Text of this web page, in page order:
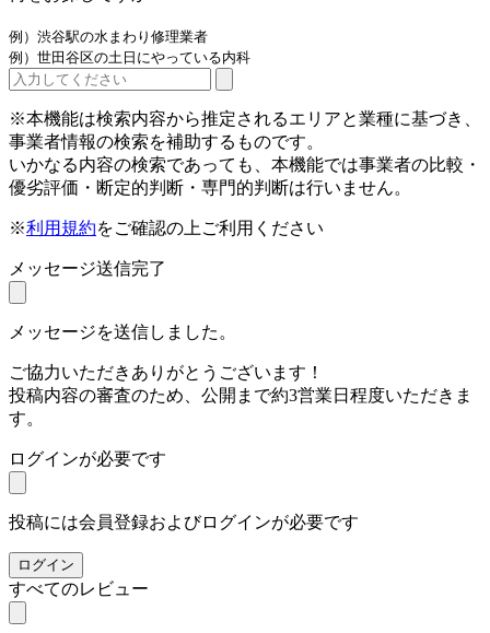
例）渋谷駅の水まわり修理業者
例）世田谷区の土日にやっている内科
※本機能は検索内容から推定されるエリアと業種に基づき、
事業者情報の検索を補助するものです。
いかなる内容の検索であっても、本機能では事業者の比較・
優劣評価・断定的判断・専門的判断は行いません。
※利用規約をご確認の上ご利用ください
メッセージ送信完了
メッセージを送信しました。
ご協力いただきありがとうございます！
投稿内容の審査のため、公開まで約3営業日程度いただきま
す。
ログインが必要です
投稿には会員登録およびログインが必要です
ログイン
すべてのレビュー